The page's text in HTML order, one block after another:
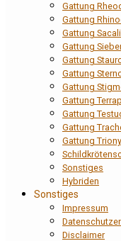
Gattung
Gattung
Gattung
Gattung
Gattung
Gattung
Gattung
Gattung
Gattung
Gattung
Gattung
Sonstiges
Hybriden
Sonstiges
Impressum
Disclaimer